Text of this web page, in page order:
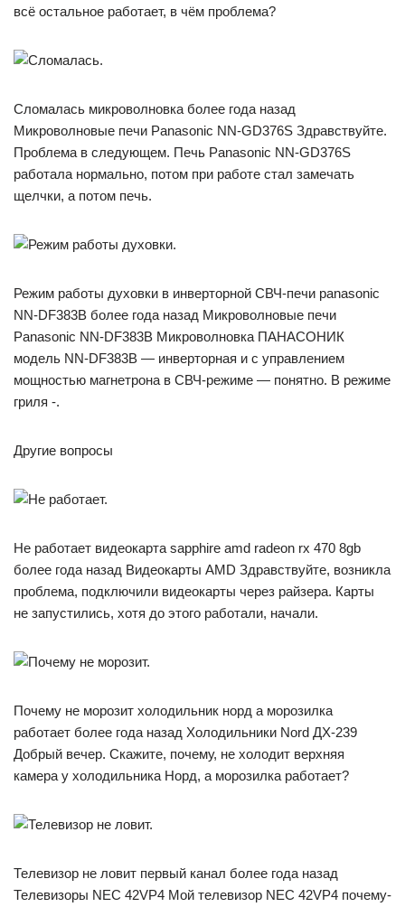
всё остальное работает, в чём проблема?
Сломалась микроволновка более года назад
Микроволновые печи Panasonic NN-GD376S Здравствуйте.
Проблема в следующем. Печь Panasonic NN-GD376S
работала нормально, потом при работе стал замечать
щелчки, а потом печь.
Режим работы духовки в инверторной СВЧ-печи panasonic
NN-DF383B более года назад Микроволновые печи
Panasonic NN-DF383B Микроволновка ПАНАСОНИК
модель NN-DF383B — инверторная и с управлением
мощностью магнетрона в СВЧ-режиме — понятно. В режиме
гриля -.
Другие вопросы
Не работает видеокарта sapphire amd radeon rx 470 8gb
более года назад Видеокарты AMD Здравствуйте, возникла
проблема, подключили видеокарты через райзера. Карты
не запустились, хотя до этого работали, начали.
Почему не морозит холодильник норд а морозилка
работает более года назад Холодильники Nord ДХ-239
Добрый вечер. Скажите, почему, не холодит верхняя
камера у холодильника Норд, а морозилка работает?
Телевизор не ловит первый канал более года назад
Телевизоры NEC 42VP4 Мой телевизор NEC 42VP4 почему-